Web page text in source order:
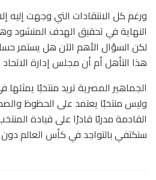
ورغم كل الانتقادات التي وجهت
النهاية في تحقيق الهدف المنشود
لكن السؤال الأهم الآن هل يستمر
هذا التأهل أم أن مجلس إدارة الاتحاد
الجماهير المصرية تريد منتخبًا
وليس منتخبًا يعتمد على الحظوظ
القادمة مدربًا قادرًا على قيادة
سنكتفي بالتواجد في كأس العالم دون